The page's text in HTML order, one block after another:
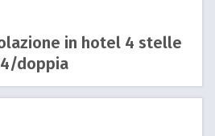
in hotel 4 stelle
doppia